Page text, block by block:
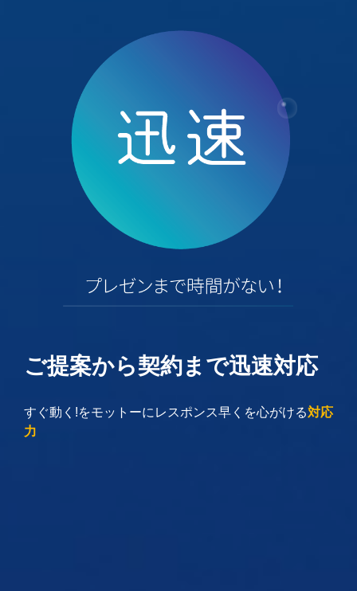
ご提案から契約まで迅速対応
すぐ動く!をモットーにレスポンス早くを心がける対応
力